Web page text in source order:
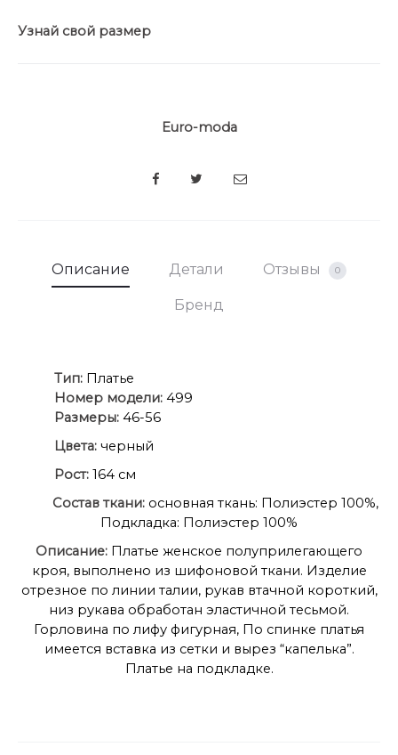
Узнай свой размер
Euro-moda
SHARE
Описание Детали Отзывы 0
Бренд
Тип: Платье
Номер модели: 499
Размеры: 46-56
Цвета: черный
Рост: 164 см
Состав ткани: основная ткань: Полиэстер 100%,
Подкладка: Полиэстер 100%
Описание: Платье женское полуприлегающего
кроя, выполнено из шифоновой ткани. Изделие
отрезное по линии талии, рукав втачной короткий,
низ рукава обработан эластичной тесьмой.
Горловина по лифу фигурная, По спинке платья
имеется вставка из сетки и вырез “капелька”.
Платье на подкладке.